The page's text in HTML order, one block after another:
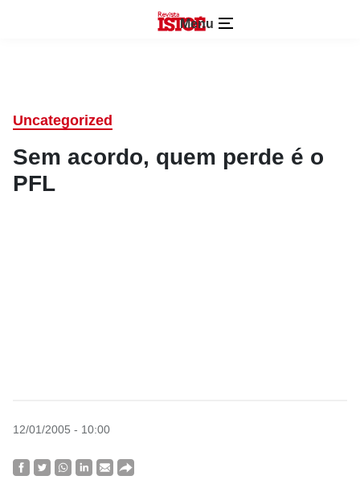
Menu
Uncategorized
Sem acordo, quem perde é o
PFL
12/01/2005 - 10:00